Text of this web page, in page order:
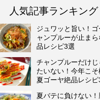
人気記事ランキング
ジュワッと旨い！ゴ
ャンプルーが止まら
品レシピ3選
チャンプルーだけじ
たいない！今年こそ
夏ゴーヤ絶品レシピ
夏バテに負けない